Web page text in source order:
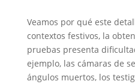
Veamos por qué este
contextos festivos, la
pruebas presenta
ejemplo, las cámaras de
ángulos muertos, los